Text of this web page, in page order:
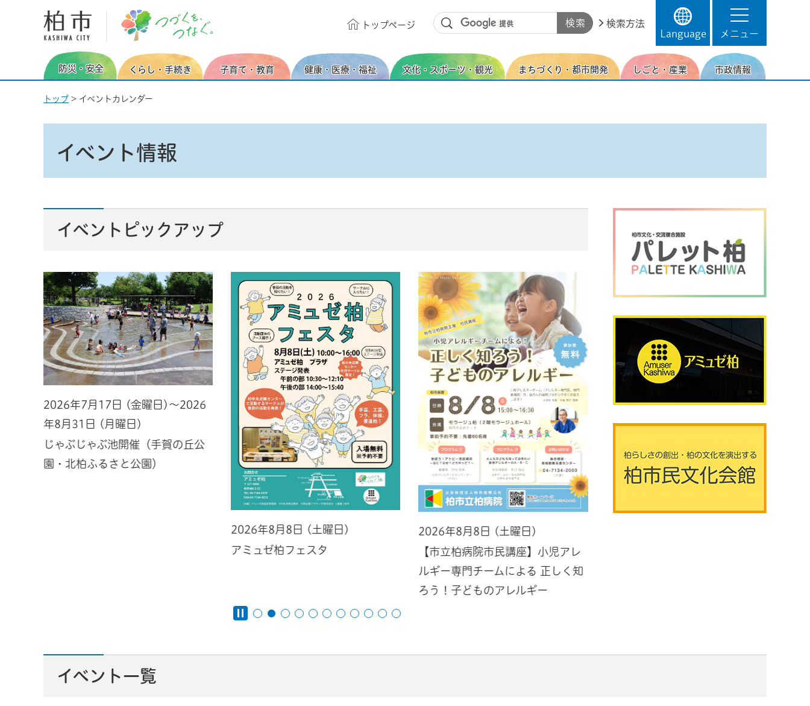
柏市
トップページ
検索方法
Language
メニュー
防災・安全 くらし・手続き 子育て・教育 健康・医療・福祉 文化・スポーツ・観光 まちづくり・都市開発 しごと・産業 市政情報
トップ > イベントカレンダー
イベント情報
イベントピックアップ
2026年7月17日 (金曜日)～2026
年8月31日 (月曜日)
じゃぶじゃぶ池開催（手賀の丘公
園・北柏ふるさと公園）
2026年8月8日 (土曜日)
アミュゼ柏フェスタ
2026年8月8日 (土曜日)
【市立柏病院市民講座】小児アレ
ルギー専門チームによる 正しく知
ろう！子どものアレルギー
イベント一覧